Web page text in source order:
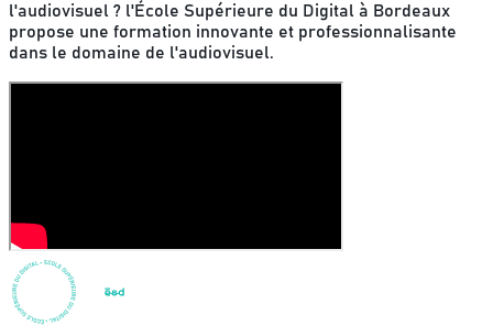
l'audiovisuel ? l'École Supérieure du Digital à Bordeaux
propose une formation innovante et professionnalisante
dans le domaine de l'audiovisuel.